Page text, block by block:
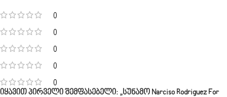
0
0
0
0
0
Იყავით Პირველი Შემფასებელი: „სუნამო Narciso Rodriguez For